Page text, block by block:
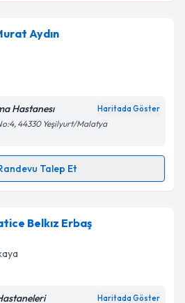
Talebini Gönder
Tuğraliçin randevu takvimi talebi
randevu almanız için bir
e-posta ile bilgilendireceğiz.
işlenmesine ilişkinAydınlatma
ve kişisel verilerimin belirtilen
kabul ediyorum.
Talebini Gönder
Aydın
Hastanesı Haritada Göster
44330 Yeşilyurt/Malatya
Talep Et
Talebi
için randevu takvimi talebi
randevu almanız için bir
e-posta ile bilgilendireceğiz.
Belkız Erbaş
Haritada Göster